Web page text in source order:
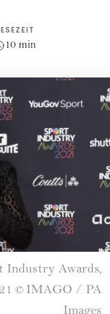
10 min
Industry Awards,
© IMAGO / PA
Images